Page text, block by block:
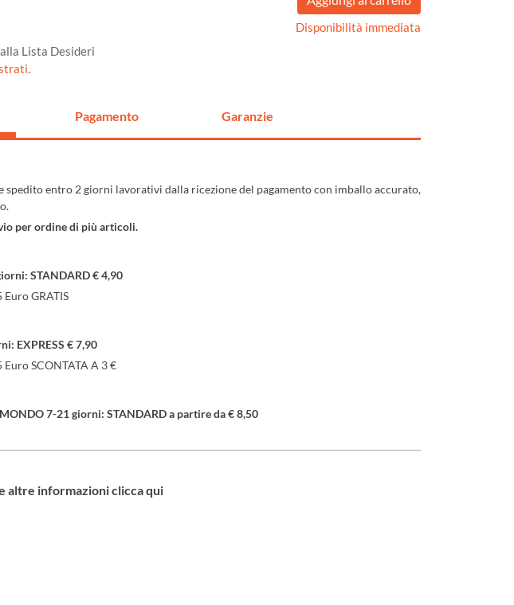
Disponibilità immediata
Lista Desideri
.
Pagamento Garanzie
spedito entro 2 giorni lavorativi dalla ricezione del pagamento con imballo accurato,
per ordine di più articoli.
STANDARD € 4,90
GRATIS
EXPRESS € 7,90
SCONTATA A 3 €
MONDO 7-21 giorni: STANDARD a partire da € 8,50
altre informazioni clicca qui